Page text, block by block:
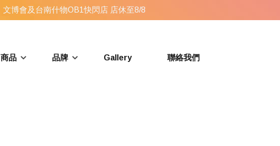
文博會及台南什物OB1快閃店 店休至8/8
商品 品牌 Gallery 聯絡我們